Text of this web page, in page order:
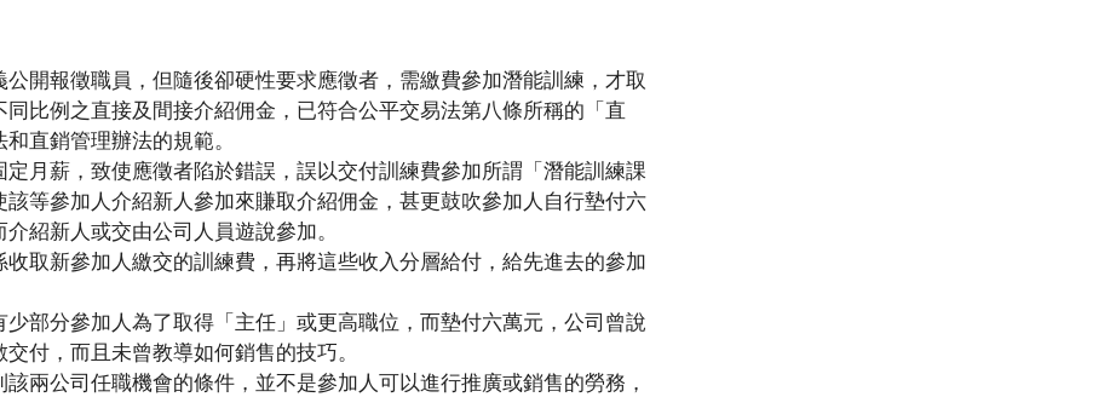
開報徵職員，但隨後卻硬性要求應徵者，需繳費參加潛能訓練，才取
比例之直接及間接介紹佣金，已符合公平交易法第八條所稱的「直
直銷管理辦法的規範。
月薪，致使應徵者陷於錯誤，誤以交付訓練費參加所謂「潛能訓練課
等參加人介紹新人參加來賺取介紹佣金，甚更鼓吹參加人自行墊付六
紹新人或交由公司人員遊說參加。
取新參加人繳交的訓練費，再將這些收入分層給付，給先進去的參加
部分參加人為了取得「主任」或更高職位，而墊付六萬元，公司曾說
付，而且未曾教導如何銷售的技巧。
兩公司任職機會的條件，並不是參加人可以進行推廣或銷售的勞務，